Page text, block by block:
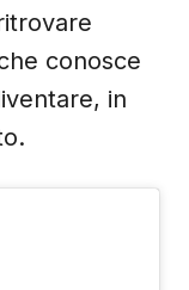
conosce
in